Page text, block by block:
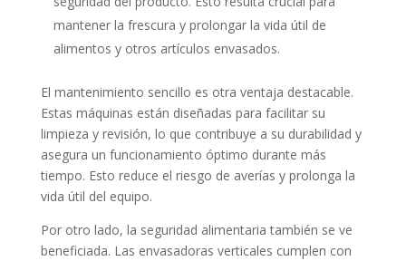
mantener la frescura y prolongar la vida útil de
alimentos y otros artículos envasados.
El mantenimiento sencillo es otra ventaja destacable.
Estas máquinas están diseñadas para facilitar su
limpieza y revisión, lo que contribuye a su durabilidad y
asegura un funcionamiento óptimo durante más
tiempo. Esto reduce el riesgo de averías y prolonga la
vida útil del equipo.
Por otro lado, la seguridad alimentaria también se ve
beneficiada. Las envasadoras verticales cumplen con